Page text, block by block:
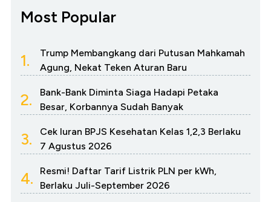
Most Popular
1.
Trump Membangkang dari Putusan Mahkamah
Agung, Nekat Teken Aturan Baru
2.
Bank-Bank Diminta Siaga Hadapi Petaka
Besar, Korbannya Sudah Banyak
3.
Cek Iuran BPJS Kesehatan Kelas 1,2,3 Berlaku
7 Agustus 2026
4.
Resmi! Daftar Tarif Listrik PLN per kWh,
Berlaku Juli-September 2026